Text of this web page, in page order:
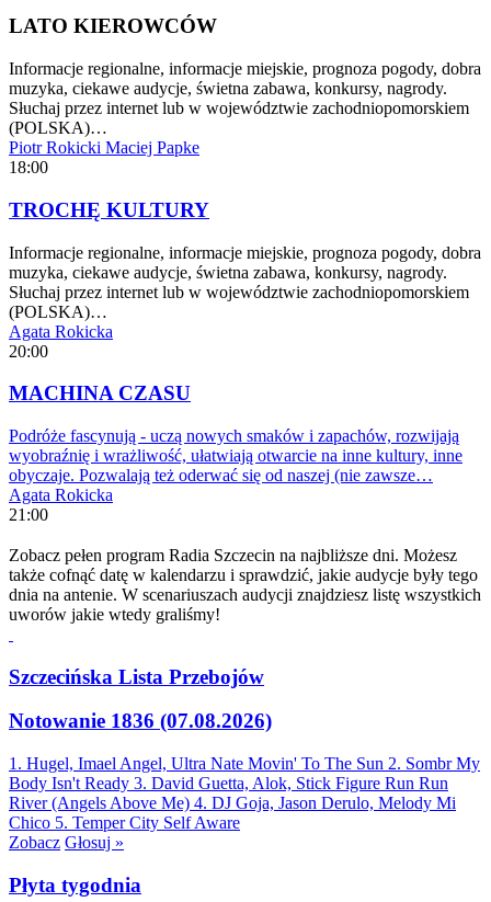
LATO KIEROWCÓW
Informacje regionalne, informacje miejskie, prognoza pogody, dobra
muzyka, ciekawe audycje, świetna zabawa, konkursy, nagrody.
Słuchaj przez internet lub w województwie zachodniopomorskiem
(POLSKA)…
Piotr Rokicki Maciej Papke
18:00
TROCHĘ KULTURY
Informacje regionalne, informacje miejskie, prognoza pogody, dobra
muzyka, ciekawe audycje, świetna zabawa, konkursy, nagrody.
Słuchaj przez internet lub w województwie zachodniopomorskiem
(POLSKA)…
Agata Rokicka
20:00
MACHINA CZASU
Podróże fascynują - uczą nowych smaków i zapachów, rozwijają
wyobraźnię i wrażliwość, ułatwiają otwarcie na inne kultury, inne
obyczaje. Pozwalają też oderwać się od naszej (nie zawsze…
Agata Rokicka
21:00
Zobacz pełen program Radia Szczecin na najbliższe dni. Możesz
także cofnąć datę w kalendarzu i sprawdzić, jakie audycje były tego
dnia na antenie. W scenariuszach audycji znajdziesz listę wszystkich
uworów jakie wtedy graliśmy!
Szczecińska Lista Przebojów
Notowanie 1836 (07.08.2026)
1. Hugel, Imael Angel, Ultra Nate Movin' To The Sun 2. Sombr My
Body Isn't Ready 3. David Guetta, Alok, Stick Figure Run Run
River (Angels Above Me) 4. DJ Goja, Jason Derulo, Melody Mi
Chico 5. Temper City Self Aware
Zobacz Głosuj »
Płyta tygodnia